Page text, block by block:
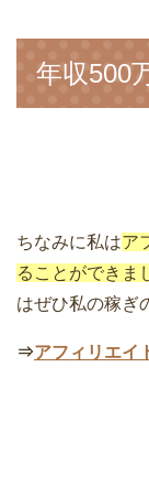
年収500
ちなみに私はア
ることができま
はぜひ私の稼ぎ
⇒アフィリエイ